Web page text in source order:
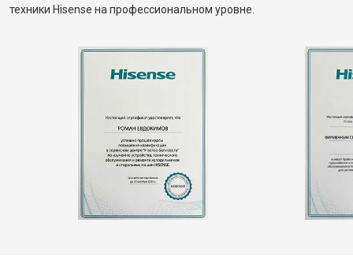
техники Hisense на профессиональном уровне.